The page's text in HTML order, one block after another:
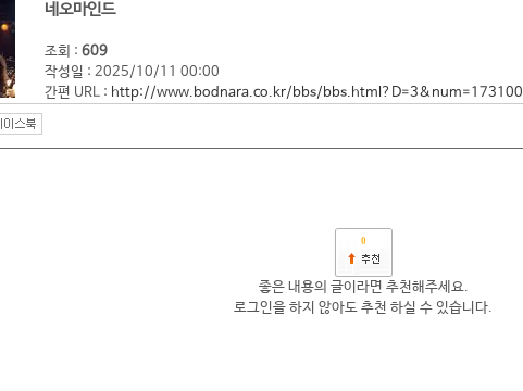
네오마인드
조회 : 609
작성일 : 2025/10/11 00:00
간편 URL : http://www.bodnara.co.kr/bbs/bbs.html?D=3&num=173100
0
좋은 내용의 글이라면 추천해주세요.
로그인을 하지 않아도 추천 하실 수 있습니다.